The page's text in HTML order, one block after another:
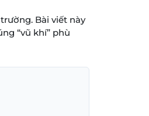
Bài viết này
“vũ khí” phù